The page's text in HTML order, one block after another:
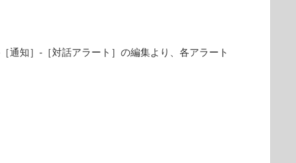
通知］-［対話アラート］の編集より、各アラート